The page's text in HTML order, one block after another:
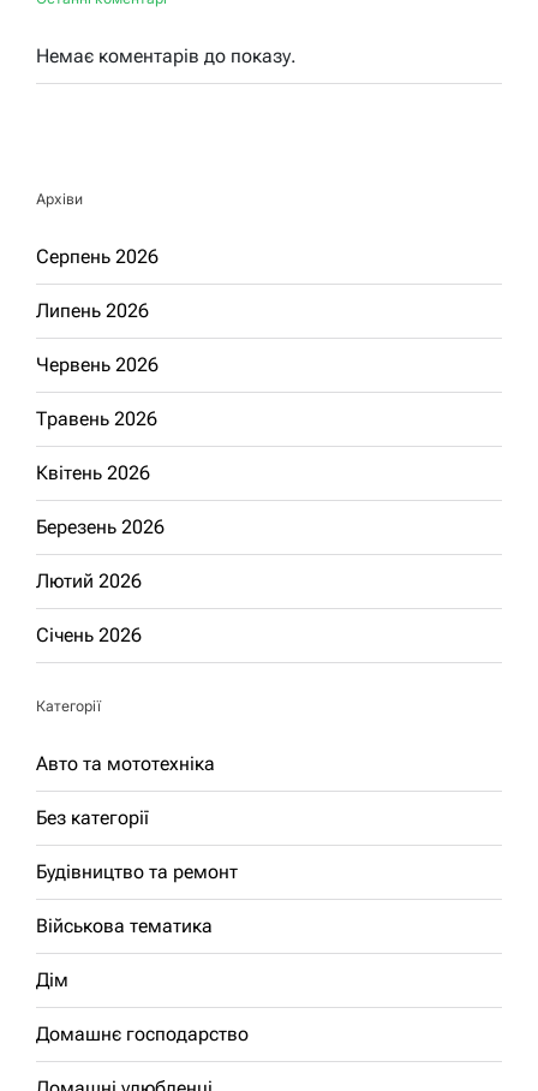
Немає коментарів до показу.
Архіви
Серпень 2026
Липень 2026
Червень 2026
Травень 2026
Квітень 2026
Березень 2026
Лютий 2026
Січень 2026
Категорії
Авто та мототехніка
Без категорії
Будівництво та ремонт
Військова тематика
Дім
Домашнє господарство